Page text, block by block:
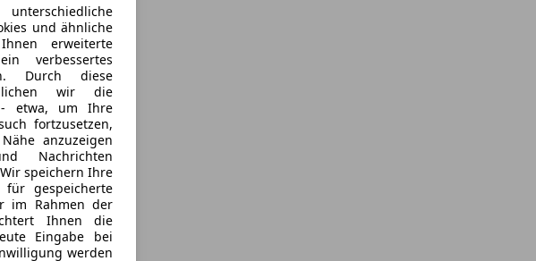
und ähnliche
erweiterte
verbessertes
Durch diese
wir die
- etwa, um Ihre
fortzusetzen,
anzuzeigen
Nachrichten
speichern Ihre
für gespeicherte
im Rahmen der
Ihnen die
Eingabe bei
werden